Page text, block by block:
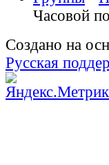
Часовой
Создано на
Русская